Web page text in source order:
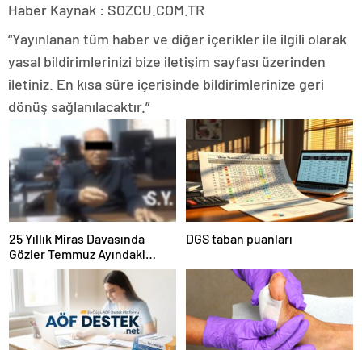
Haber Kaynak : SOZCU.COM.TR
“Yayınlanan tüm haber ve diğer içerikler ile ilgili olarak
yasal bildirimlerinizi bize iletişim sayfası üzerinden
iletiniz. En kısa süre içerisinde bildirimlerinize geri
dönüş sağlanılacaktır.”
25 Yıllık Miras Davasında
Gözler Temmuz Ayındaki
Karar Duruşmasına Çevrildi
DGS taban puanları